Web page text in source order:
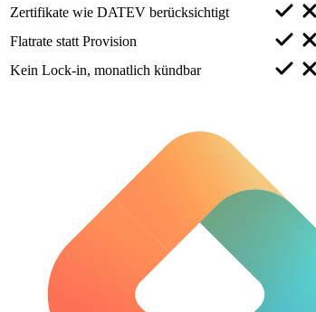
Zertifikate wie DATEV berücksichtigt
Flatrate statt Provision
Kein Lock-in, monatlich kündbar